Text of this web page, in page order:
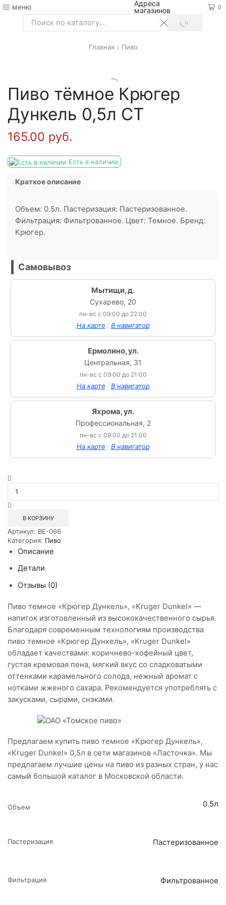
меню
Адреса
магазинов
0
Search
SEARCH
Главная Пиво
Пиво тёмное Крюгер
Дункель 0,5л СТ
165.00 руб.
Есть в наличии
Краткое описание
Объем: 0.5л. Пастеризация: Пастеризованное.
Фильтрация: Фильтрованное. Цвет: Темное. Бренд:
Крюгер.
Самовывоз
Мытищи, д.
Сухарево, 20
пн-вс с 09:00 до 22:00
На карте / В навигатор
Ермолино, ул.
Центральная, 31
пн-вс с 09:00 до 21:00
На карте / В навигатор
Яхрома, ул.
Профессиональная, 2
пн-вс с 09:00 до 21:00
На карте / В навигатор
товара
Пиво
Крюгер
0,5л
СТ
В КОРЗИНУ
Артикул: BE-066
Категория: Пиво
Описание
Детали
Отзывы (0)
Пиво темное «Крюгер Дункель», «Kruger Dunkel» —
напиток изготовленный из высококачественного сырья.
Благодаря современным технологиям производства
пиво темное «Крюгер Дункель», «Kruger Dunkel»
обладает качествами: коричнево-кофейный цвет,
густая кремовая пена, мягкий вкус со сладковатыми
оттенками карамельного солода, нежный аромат с
нотками жженого сахара. Рекомендуется употреблять с
закусками, сырами, снэками.
Предлагаем купить пиво темное «Крюгер Дункель»,
«Kruger Dunkel» 0,5л в сети магазинов «Ласточка». Мы
предлагаем лучшие цены на пиво из разных стран, у нас
самый большой каталог в Московской области.
Объем 0.5л
Пастеризация Пастеризованное
Фильтрация Фильтрованное